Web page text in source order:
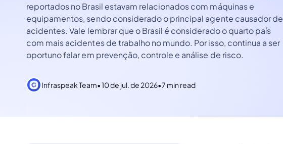
reportados no Brasil estavam relacionados com máquinas e
equipamentos, sendo considerado o principal agente causador de
acidentes. Vale lembrar que o Brasil é considerado o quarto país
com mais acidentes de trabalho no mundo. Por isso, continua a ser
oportuno falar em prevenção, controle e análise de risco.
Infraspeak Team•10 de jul. de 2026•7 min read